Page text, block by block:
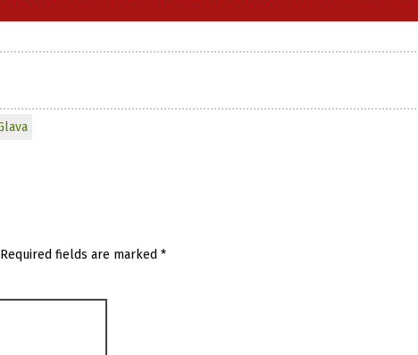
Required fields are marked *